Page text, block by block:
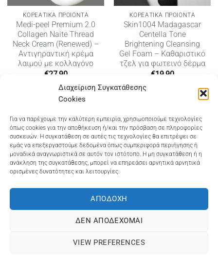
Διαχείριση Συγκατάθεσης
Cookies
Για να παρέχουμε την καλύτερη εμπειρία, χρησιμοποιούμε τεχνολογίες
όπως cookies για την αποθήκευση ή/και την πρόσβαση σε πληροφορίες
συσκευών. Η συγκατάθεση σε αυτές τις τεχνολογίες θα επιτρέψει σε
εμάς να επεξεργαστούμε δεδομένα όπως συμπεριφορά περιήγησης ή
μοναδικά αναγνωριστικά σε αυτόν τον ιστότοπο. Η μη συγκατάθεση ή η
ανάκληση της συγκατάθεσης, μπορεί να επηρεάσει αρνητικά αρνητικά
ορισμένες δυνατότητες και λειτουργίες.
ΑΠΟΔΟΧΉ
ΔΕΝ ΑΠΟΔΈΧΟΜΑΙ
VIEW PREFERENCES
ΚΟΡΕΑΤΙΚΑ ΠΡΟΙΟΝΤΑ
Medi-peel Premium 2.0
Collagen Naite Thread
Neck Cream (Renewed) –
Αντιγηραντική κρέμα
λαιμού με κολλαγόνο
€27,90
ΚΟΡΕΑΤΙΚΑ ΠΡΟΙΟΝΤΑ
Skin1004 Madagascar
Centella Tone
Brightening Cleansing
Gel Foam – Καθαριστικό
τζελ για φωτεινό δέρμα
€19,90
Dioni Hair Care, Ζυμβρακάκηδων 33, τηλ 28210
91906
Dioni Hair Spa, Κ. Σφακιανάκη 5, τηλ 28210 94712
On
Delivery
ΤΡΟΠΟΙ ΠΛΗΡΩΜΗΣ
ΠΟΛΙΤΙΚΉ ΕΠΙΣΤΡΟΦΏΝ
ΠΟΛΙΤΙΚΉ ΑΠΟΡΡΉΤΟΥ – COOKIES (ΕΕ)
. Powered byOCS eShop Development